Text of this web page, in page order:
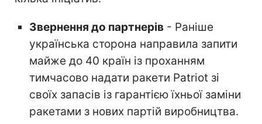
Звернення до партнерів - Раніше
українська сторона направила запити
майже до 40 країн із проханням
тимчасово надати ракети Patriot зі
своїх запасів із гарантією їхньої заміни
ракетами з нових партій виробництва.